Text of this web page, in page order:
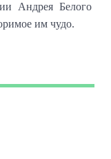
Андрея Белого
им чудо.